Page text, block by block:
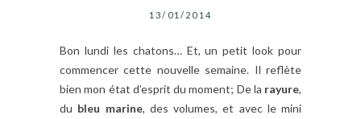
13/01/2014
Bon lundi les chatons… Et, un petit look pour
commencer cette nouvelle semaine. Il reflète
bien mon état d’esprit du moment; De la rayure,
du bleu marine, des volumes, et avec le mini